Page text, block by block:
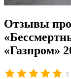
Отзывы
«Газпром»
5